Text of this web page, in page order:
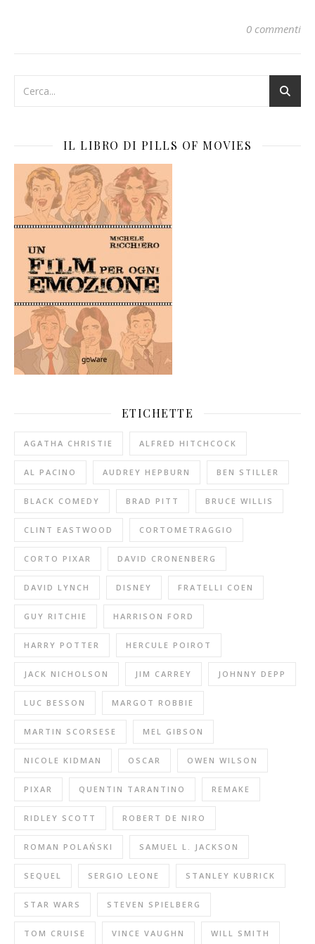
0 commenti
IL LIBRO DI PILLS OF MOVIES
ETICHETTE
AGATHA CHRISTIE ALFRED HITCHCOCK
AL PACINO AUDREY HEPBURN BEN STILLER
BLACK COMEDY BRAD PITT BRUCE WILLIS
CLINT EASTWOOD CORTOMETRAGGIO
CORTO PIXAR DAVID CRONENBERG
DAVID LYNCH DISNEY FRATELLI COEN
GUY RITCHIE HARRISON FORD
HARRY POTTER HERCULE POIROT
JACK NICHOLSON JIM CARREY JOHNNY DEPP
LUC BESSON MARGOT ROBBIE
MARTIN SCORSESE MEL GIBSON
NICOLE KIDMAN OSCAR OWEN WILSON
PIXAR QUENTIN TARANTINO REMAKE
RIDLEY SCOTT ROBERT DE NIRO
ROMAN POLAŃSKI SAMUEL L. JACKSON
SEQUEL SERGIO LEONE STANLEY KUBRICK
STAR WARS STEVEN SPIELBERG
TOM CRUISE VINCE VAUGHN WILL SMITH